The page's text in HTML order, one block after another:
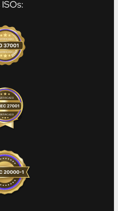
ISOs: